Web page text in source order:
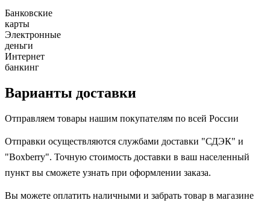
Банковские
карты
Электронные
деньги
Интернет
банкинг
Варианты доставки
Отправляем товары нашим покупателям по всей России
Отправки осуществляются службами доставки "СДЭК" и
"Boxberry". Точную стоимость доставки в ваш населенный
пункт вы сможете узнать при оформлении заказа.
Вы можете оплатить наличными и забрать товар в магазине